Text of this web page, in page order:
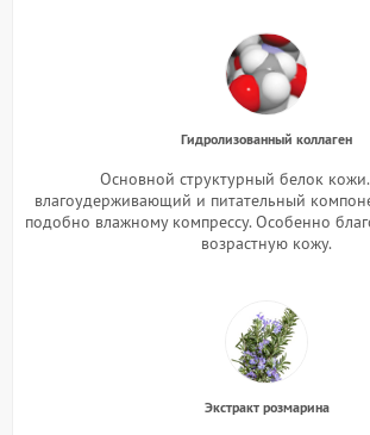
Гидролизованный коллаген
Основной структурный белок
влагоудерживающий и питательный
подобно влажному компрессу. Особенно
возрастную кожу.
Экстракт розмарина